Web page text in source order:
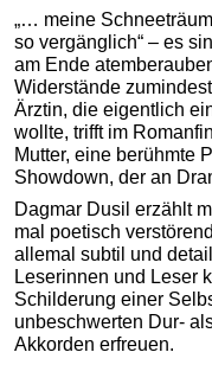
„… meine
so vergänglich“ – es
am Ende
Widerstände
Ärztin, die eigentlich
wollte, trifft im
Mutter, eine berühmte
Showdown, der an
Dagmar Dusil erzählt
mal poetisch
allemal subtil und
Leserinnen und Leser
Schilderung einer
unbeschwerten Dur-
Akkorden erfreuen.